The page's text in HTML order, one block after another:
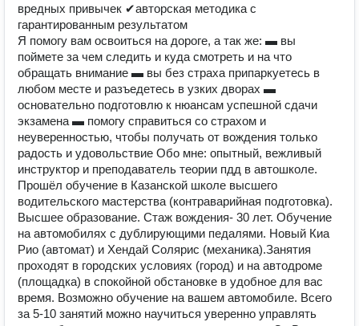
вредных привычек ✔авторская методика с
гарантированным результатом
Я помогу вам освоиться на дороге, а так же: ▬ вы
поймете за чем следить и куда смотреть и на что
обращать внимание ▬ вы без страха припаркуетесь в
любом месте и разъедетесь в узких дворах ▬
основательно подготовлю к нюансам успешной сдачи
экзамена ▬ помогу справиться со страхом и
неуверенностью, чтобы получать от вождения только
радость и удовольствие Обо мне: опытный, вежливый
инструктор и преподаватель теории пдд в автошколе.
Прошёл обучение в Казанской школе высшего
водительского мастерства (контраварийная подготовка).
Высшее образование. Стаж вождения- 30 лет. Обучение
на автомобилях с дублирующими педалями. Новый Киа
Рио (автомат) и Хендай Солярис (механика).Занятия
проходят в городских условиях (город) и на автодроме
(площадка) в спокойной обстановке в удобное для вас
время. Возможно обучение на вашем автомобиле. Всего
за 5-10 занятий можно научиться уверенно управлять